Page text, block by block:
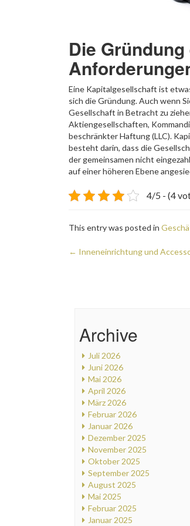
Die
Eine Kapitalgesellschaft ist
sich die Gründung. Auch wenn
Gesellschaft in Betracht zu
Aktiengesellschaften,
beschränkter Haftung (LLC).
besteht darin, dass die
der gemeinsamen nicht
auf einer höheren Ebene
4/5 - (4
This entry was posted in
Post
← Inneneinrichtung und
Archive
Juli 2026
Juni 2026
Mai 2026
April 2026
März 2026
Februar 2026
Januar 2026
Dezember 2025
November 2025
Oktober 2025
September 2025
August 2025
Mai 2025
Februar 2025
Januar 2025